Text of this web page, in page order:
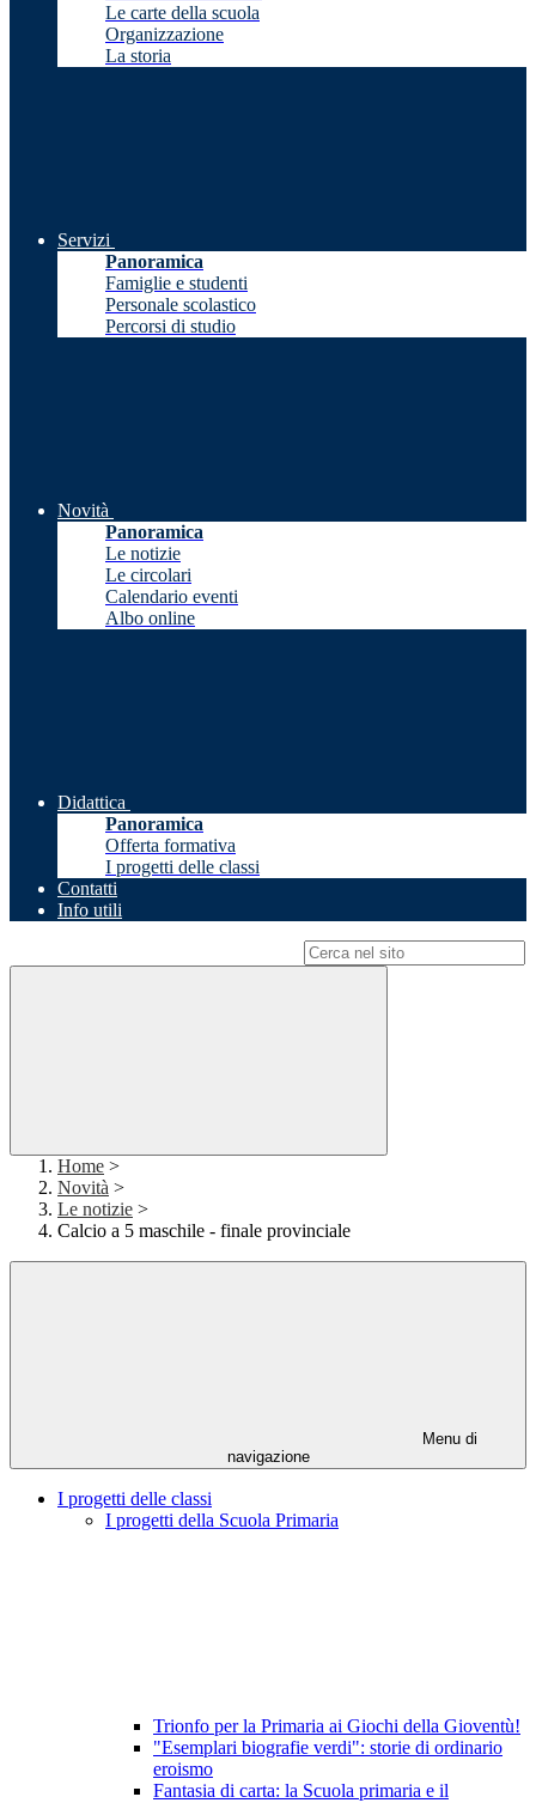
Le carte della scuola
Organizzazione
La storia
Servizi
Panoramica
Famiglie e studenti
Personale scolastico
Percorsi di studio
Novità
Panoramica
Le notizie
Le circolari
Calendario eventi
Albo online
Didattica
Panoramica
Offerta formativa
I progetti delle classi
Contatti
Info utili
Home >
Novità >
Le notizie >
Calcio a 5 maschile - finale provinciale
Menu di
navigazione
I progetti delle classi
I progetti della Scuola Primaria
Trionfo per la Primaria ai Giochi della Gioventù!
"Esemplari biografie verdi": storie di ordinario
eroismo
Fantasia di carta: la Scuola primaria e il